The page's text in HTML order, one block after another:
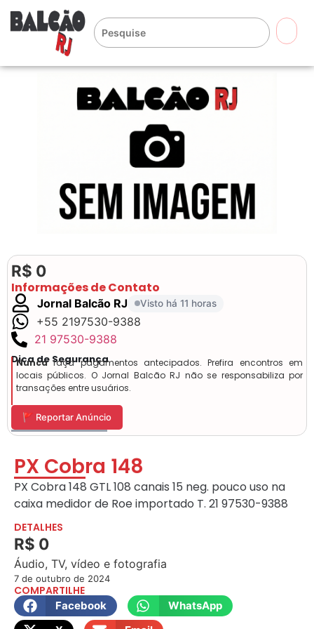
R$ 0
Informações de Contato
Jornal Balcão RJ Visto há 11 horas
+55 2197530-9388
21 97530-9388
Dica de Segurança
Nuncafaça pagamentos antecipados. Prefira encontros em
locais públicos. O Jornal Balcão RJ não se responsabiliza por
transações entre usuários.
🚩 Reportar Anúncio
PX Cobra 148
PX Cobra 148 GTL 108 canais 15 neg. pouco uso na
caixa medidor de Roe importado T. 21 97530-9388
DETALHES
R$ 0
Áudio, TV, vídeo e fotografia
7 de outubro de 2024
COMPARTILHE
Facebook
WhatsApp